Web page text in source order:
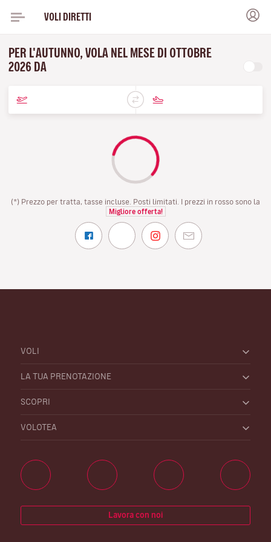
VOLI DIRETTI
PER L'AUTUNNO, VOLA NEL MESE DI OTTOBRE
2026 DA
(*) Prezzo per tratta, tasse incluse. Posti limitati. I prezzi in rosso sono la
Migliore offerta!
VOLI
LA TUA PRENOTAZIONE
SCOPRI
VOLOTEA
Lavora con noi